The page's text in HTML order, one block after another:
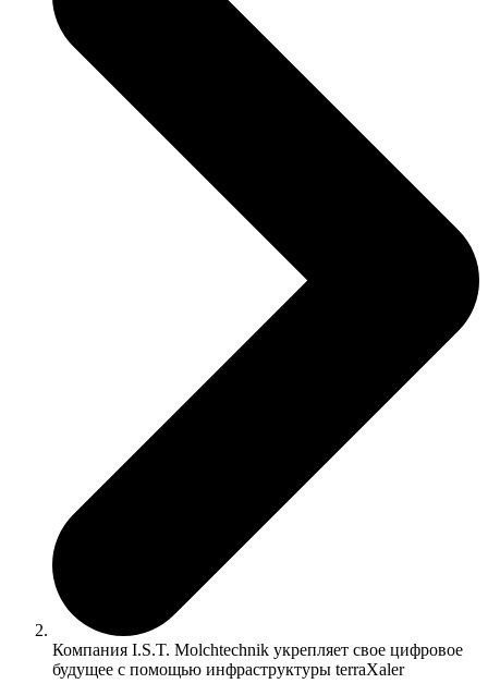
Компания I.S.T. Molchtechnik укрепляет свое цифровое
будущее с помощью инфраструктуры terraXaler